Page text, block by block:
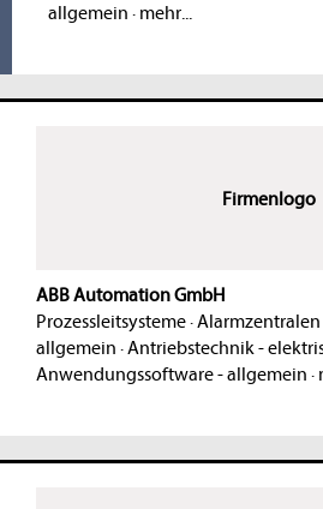
allgemein · mehr...
Firmenlogo
ABB Automation GmbH
Prozessleitsysteme·Alarmzentralen
allgemein ·Antriebstechnik -
Anwendungssoftware - allgemein ·